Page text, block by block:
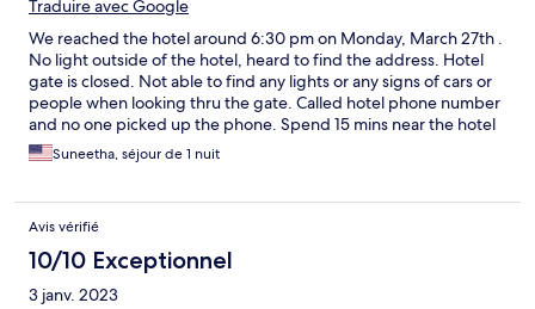
Traduire avec Google
We reached the hotel around 6:30 pm on Monday, March 27th .
No light outside of the hotel, heard to find the address. Hotel
gate is closed. Not able to find any lights or any signs of cars or
people when looking thru the gate. Called hotel phone number
and no one picked up the phone. Spend 15 mins near the hotel
and no response. Drive to another hotel near by and requsted
that new hotel staff to call this hotel. No one picked up the
hotel is open from back roads& restaurant is closed on Monday
and thats why gate is closed. We were scared to go to this hotel
using back roads where there is no sign anywhere how to go
reach there. Finally. We did not go this hotel at all. Not good
experience at all.
Suneetha, séjour de 1 nuit
Avis vérifié
10/10 Exceptionnel
3 janv. 2023